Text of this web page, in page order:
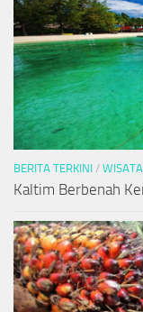
BERITA TERKINI / WISATA
Kaltim Berbenah